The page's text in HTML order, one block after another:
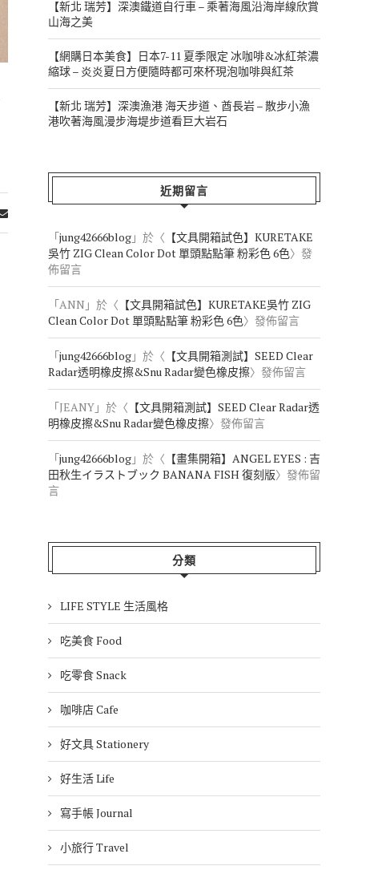
【新北 瑞芳】深澳鐵道自行車 – 乘著海風沿海岸線欣賞
山海之美
【網購日本美食】日本7-11 夏季限定 冰咖啡&冰紅茶濃
縮球 – 炎炎夏日方便隨時都可來杯現泡咖啡與紅茶
【新北 瑞芳】深澳漁港 海天步道、酋長岩 – 散步小漁
港吹著海風漫步海堤步道看巨大岩石
近期留言
「jung42666blog 」於〈 【文具開箱試色】KURETAKE
吳竹 ZIG Clean Color Dot 單頭點點筆 粉彩色 6色〉發
佈留言
「ANN 」於〈 【文具開箱試色】KURETAKE吳竹 ZIG
Clean Color Dot 單頭點點筆 粉彩色 6色〉發佈留言
「jung42666blog 」於〈 【文具開箱測試】SEED Clear
Radar透明橡皮擦&Snu Radar變色橡皮擦〉發佈留言
「JEANY 」於〈 【文具開箱測試】SEED Clear Radar透
明橡皮擦&Snu Radar變色橡皮擦〉發佈留言
「jung42666blog 」於〈 【畫集開箱】ANGEL EYES : 吉
田秋生イラストブック BANANA FISH 復刻版〉發佈留
言
分類
LIFE STYLE 生活風格
吃美食 Food
吃零食 Snack
咖啡店 Cafe
好文具 Stationery
好生活 Life
寫手帳 Journal
小旅行 Travel